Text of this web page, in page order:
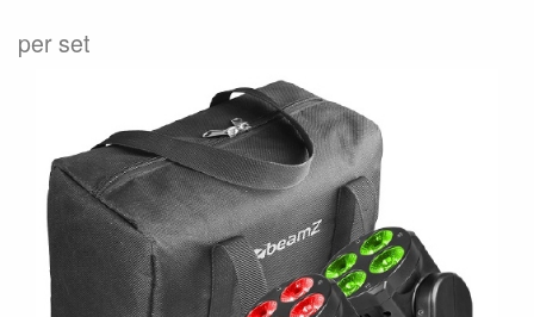
per set